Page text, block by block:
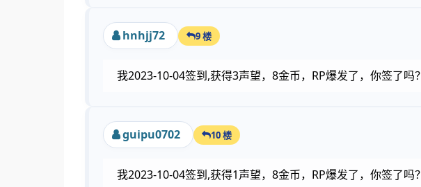
hnhjj72 9 楼
我2023-10-04签到,获得3声望，8金币，RP爆发了，你签了吗？
guipu0702 10 楼
我2023-10-04签到,获得1声望，8金币，RP爆发了，你签了吗？